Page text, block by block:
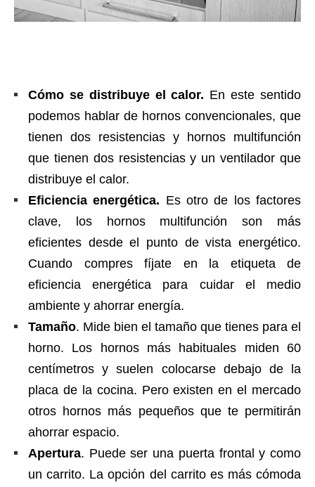
Cómo se distribuye el calor. En este sentido
podemos hablar de hornos convencionales, que
tienen dos resistencias y hornos multifunción
que tienen dos resistencias y un ventilador que
distribuye el calor.
Eficiencia energética. Es otro de los factores
clave, los hornos multifunción son más
eficientes desde el punto de vista energético.
Cuando compres fíjate en la etiqueta de
eficiencia energética para cuidar el medio
ambiente y ahorrar energía.
Tamaño. Mide bien el tamaño que tienes para el
horno. Los hornos más habituales miden 60
centímetros y suelen colocarse debajo de la
placa de la cocina. Pero existen en el mercado
otros hornos más pequeños que te permitirán
ahorrar espacio.
Apertura. Puede ser una puerta frontal y como
un carrito. La opción del carrito es más cómoda